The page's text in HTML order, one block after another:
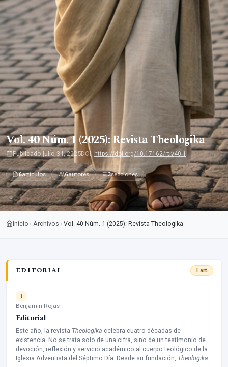
Vol. 40 Núm. 1 (2025): Revista Theologika
Publicado julio 31, 2025DOI: https://doi.org/10.17162/rt.v40i1
6artículos 6autores 3secciones
Inicio › Archivos › Vol. 40 Núm. 1 (2025): Revista Theologika
EDITORIAL 1 art.
1
Benjamín Rojas
Editorial
Este año, la revista Theologika celebra cuatro décadas de
existencia. No se trata solo de una cifra, sino de un testimonio de
devoción, reflexión y servicio académico al cuerpo teológico de la
Iglesia Adventista del Séptimo Día. Desde su fundación, Theologika